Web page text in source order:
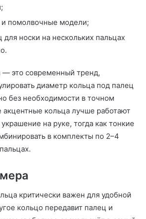
помолвочные модели;
носки на нескольких пальцах
это современный тренд,
диаметр кольца под палец
без необходимости в точном
кольца лучше работают
на руке, тогда как тонкие
в комплекты по 2–4
критически важен для удобной
кольцо передавит палец и